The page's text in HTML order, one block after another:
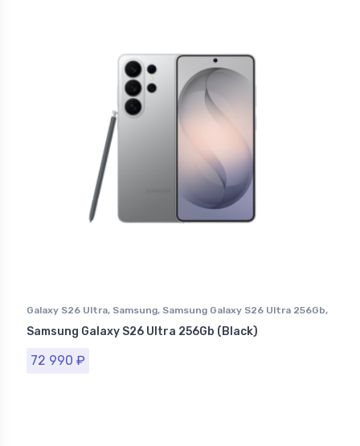
Galaxy S26 Ultra, Samsung, Samsung Galaxy S26 Ultra 256Gb,
Смартфоны Samsung в Ставрополе
Samsung Galaxy S26 Ultra 256Gb (Black)
72 990 ₽